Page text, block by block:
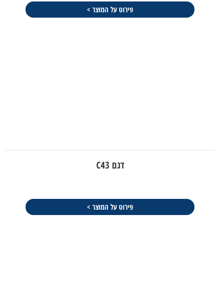
פירוט על המוצר >
דגם C43
פירוט על המוצר >